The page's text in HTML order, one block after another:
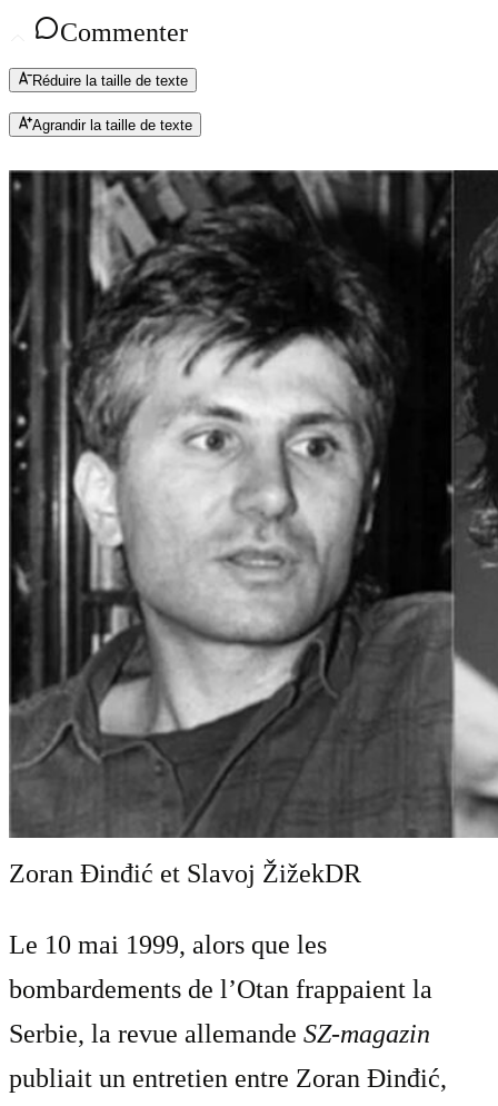
Commenter
Réduire la taille de texte
Agrandir la taille de texte
Zoran Đinđić et Slavoj ŽižekDR
Le 10 mai 1999, alors que les
bombardements de l’Otan frappaient la
Serbie, la revue allemande SZ-magazin
publiait un entretien entre Zoran Đinđić,